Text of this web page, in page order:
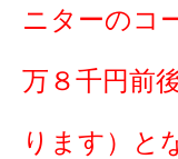
ニターのコ
万８千円前
ります）と